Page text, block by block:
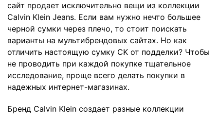
сайт продает исключительно вещи из коллекции
Calvin Klein Jeans. Если вам нужно нечто большее
черной сумки через плечо, то стоит поискать
варианты на мультибрендовых сайтах. Но как
отличить настоящую сумку CK от подделки? Чтобы
не проводить при каждой покупке тщательное
исследование, проще всего делать покупки в
надежных интернет-магазинах.
Бренд Calvin Klein создает разные коллекции